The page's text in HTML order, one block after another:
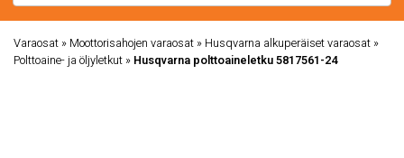
Varaosat » Moottorisahojen varaosat » Husqvarna alkuperäiset varaosat »
Polttoaine- ja öljyletkut » Husqvarna polttoaineletku 5817561-24